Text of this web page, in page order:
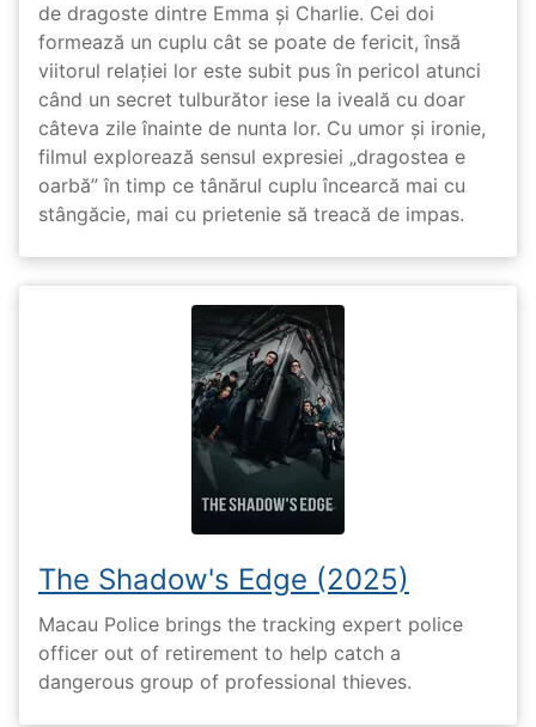
de dragoste dintre Emma și Charlie. Cei doi
formează un cuplu cât se poate de fericit, însă
viitorul relației lor este subit pus în pericol atunci
când un secret tulburător iese la iveală cu doar
câteva zile înainte de nunta lor. Cu umor și ironie,
filmul explorează sensul expresiei „dragostea e
oarbă” în timp ce tânărul cuplu încearcă mai cu
stângăcie, mai cu prietenie să treacă de impas.
The Shadow's Edge (2025)
Macau Police brings the tracking expert police
officer out of retirement to help catch a
dangerous group of professional thieves.